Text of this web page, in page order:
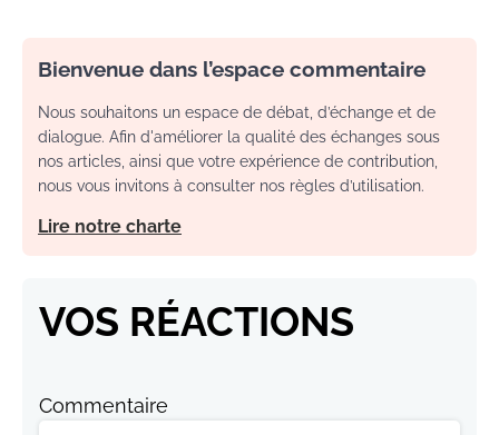
Bienvenue dans l’espace commentaire
Nous souhaitons un espace de débat, d’échange et de
dialogue. Afin d'améliorer la qualité des échanges sous
nos articles, ainsi que votre expérience de contribution,
nous vous invitons à consulter nos règles d’utilisation.
Lire notre charte
VOS RÉACTIONS
Commentaire